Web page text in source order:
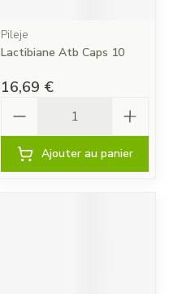
Pileje
Lactibiane Atb Caps 10
16,69 €
Ajouter au panier